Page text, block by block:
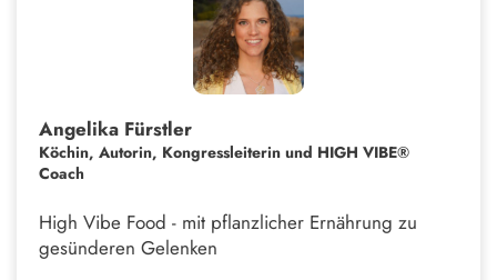
Angelika Fürstler
Köchin, Autorin, Kongressleiterin und HIGH VIBE®
Coach
High Vibe Food - mit pflanzlicher Ernährung zu
gesünderen Gelenken